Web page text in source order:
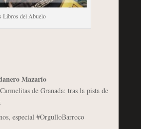
Libros del Abuelo
Mazarío
de Granada: tras la pista de
especial #OrgulloBarroco